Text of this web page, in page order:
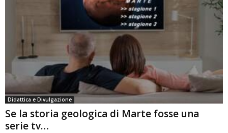
Didattica e Divulgazione
Se la storia geologica di Marte fosse una
serie tv…